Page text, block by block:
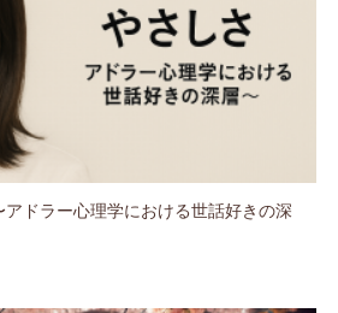
ドラー心理学における世話好きの深